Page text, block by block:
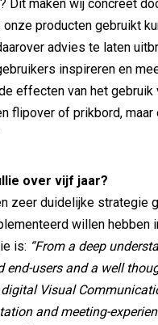
Dit maken wij concreet
onze producten gebruikt
advies te laten
inspireren en
effecten van het gebruik
flipover of prikbord,
over vijf jaar?
zeer duidelijke strategie
willen hebben
is: “From a deep
end-users and a well
Visual
and meeting-